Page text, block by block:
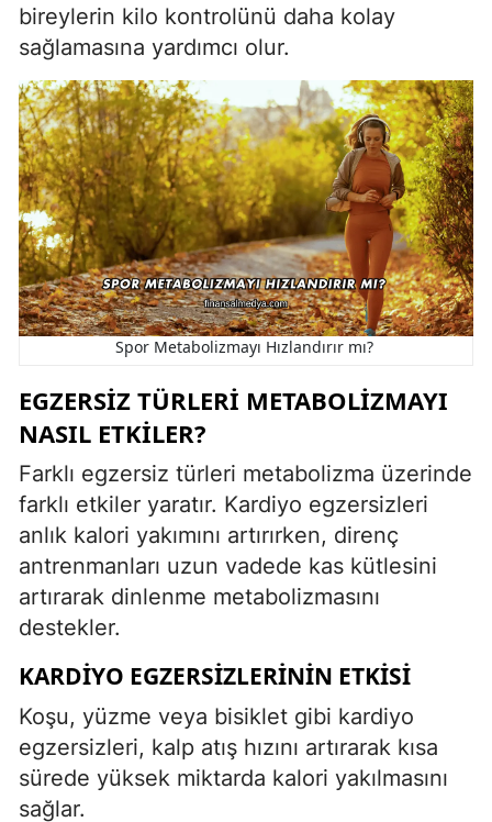
bireylerin kilo kontrolünü daha kolay
sağlamasına yardımcı olur.
Spor Metabolizmayı Hızlandırır mı?
EGZERSIZ TÜRLERI METABOLIZMAYI
NASIL ETKILER?
Farklı egzersiz türleri metabolizma üzerinde
farklı etkiler yaratır. Kardiyo egzersizleri
anlık kalori yakımını artırırken, direnç
antrenmanları uzun vadede kas kütlesini
artırarak dinlenme metabolizmasını
destekler.
KARDIYO EGZERSIZLERININ ETKISI
Koşu, yüzme veya bisiklet gibi kardiyo
egzersizleri, kalp atış hızını artırarak kısa
sürede yüksek miktarda kalori yakılmasını
sağlar.